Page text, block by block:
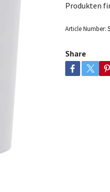
Produkten
Article Number:
Share